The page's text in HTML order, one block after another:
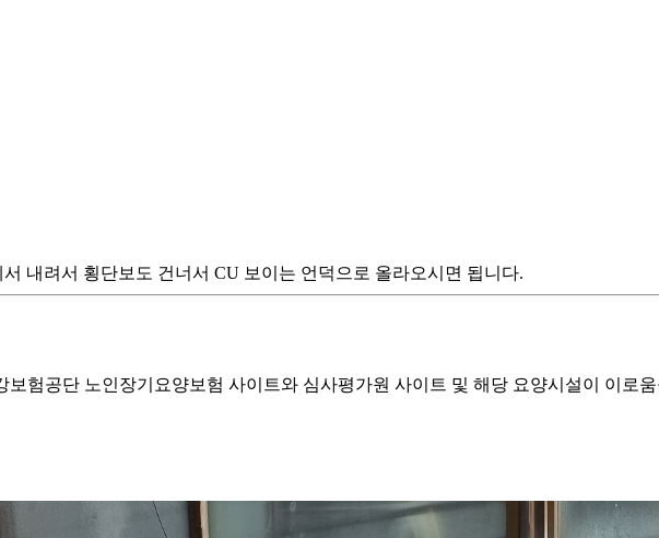
내려서 횡단보도 건너서 CU 보이는 언덕으로 올라오시면 됩니다.
험공단 노인장기요양보험 사이트와 심사평가원 사이트 및 해당 요양시설이 이로